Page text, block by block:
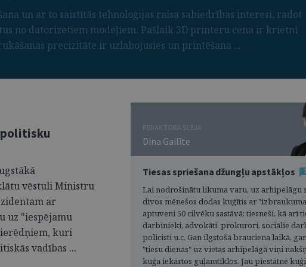
un ar to saistītās tehnoloģijas raisa sabiedrības interesi, radot
no datorizētiem modeļiem. Pašlaik 3D printeru cena ir krietni
precizitāte ir uzlabojusies un printēšana ...
vēstuli Ministru
ar
uz "iespējamu
kuri
vadības ...
REDAKTORA SLEJA
Dina Gailīte
Tiesas spriešana džungļu apstākļos 7
Lai nodrošinātu likuma varu, uz arhipelāgu
divos mēnešos dodas kuģītis ar
aptuveni 50 cilvēku sastāvā: tiesneši, kā arī
darbinieki, advokāti, prokurori, sociālie
policisti u.c. Gan ilgstošā brauciena laikā,
"tiesu dienās" uz vietas arhipelāgā viņi
kuģa iekārtos guļamtīklos. Jau piestātnē kuģi